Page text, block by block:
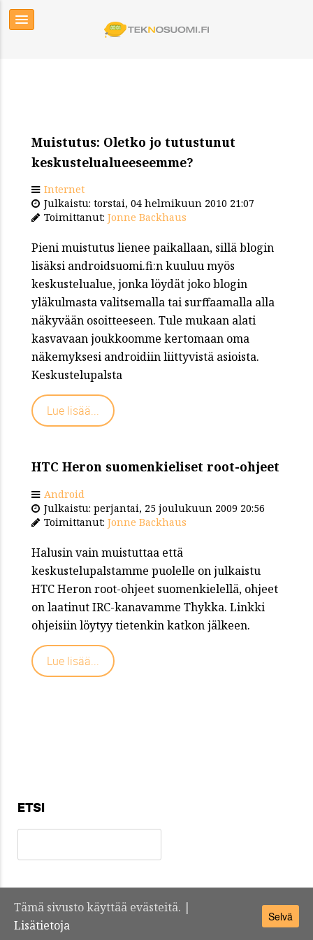
Muistutus: Oletko jo tutustunut
keskustelualueeseemme?
Internet
Julkaistu: torstai, 04 helmikuun 2010 21:07
Toimittanut: Jonne Backhaus
Pieni muistutus lienee paikallaan, sillä blogin
lisäksi androidsuomi.fi:n kuuluu myös
keskustelualue, jonka löydät joko blogin
yläkulmasta valitsemalla tai surffaamalla alla
näkyvään osoitteeseen. Tule mukaan alati
kasvavaan joukkoomme kertomaan oma
näkemyksesi androidiin liittyvistä asioista.
Keskustelupalsta
Lue lisää...
HTC Heron suomenkieliset root-ohjeet
Android
Julkaistu: perjantai, 25 joulukuun 2009 20:56
Toimittanut: Jonne Backhaus
Halusin vain muistuttaa että
keskustelupalstamme puolelle on julkaistu
HTC Heron root-ohjeet suomenkielellä, ohjeet
on laatinut IRC-kanavamme Thykka. Linkki
ohjeisiin löytyy tietenkin katkon jälkeen.
Lue lisää...
ETSI
Teknosuomi.fi -Yhteystiedot
Tämä sivusto käyttää evästeitä. |
Lisätietoja
Selvä